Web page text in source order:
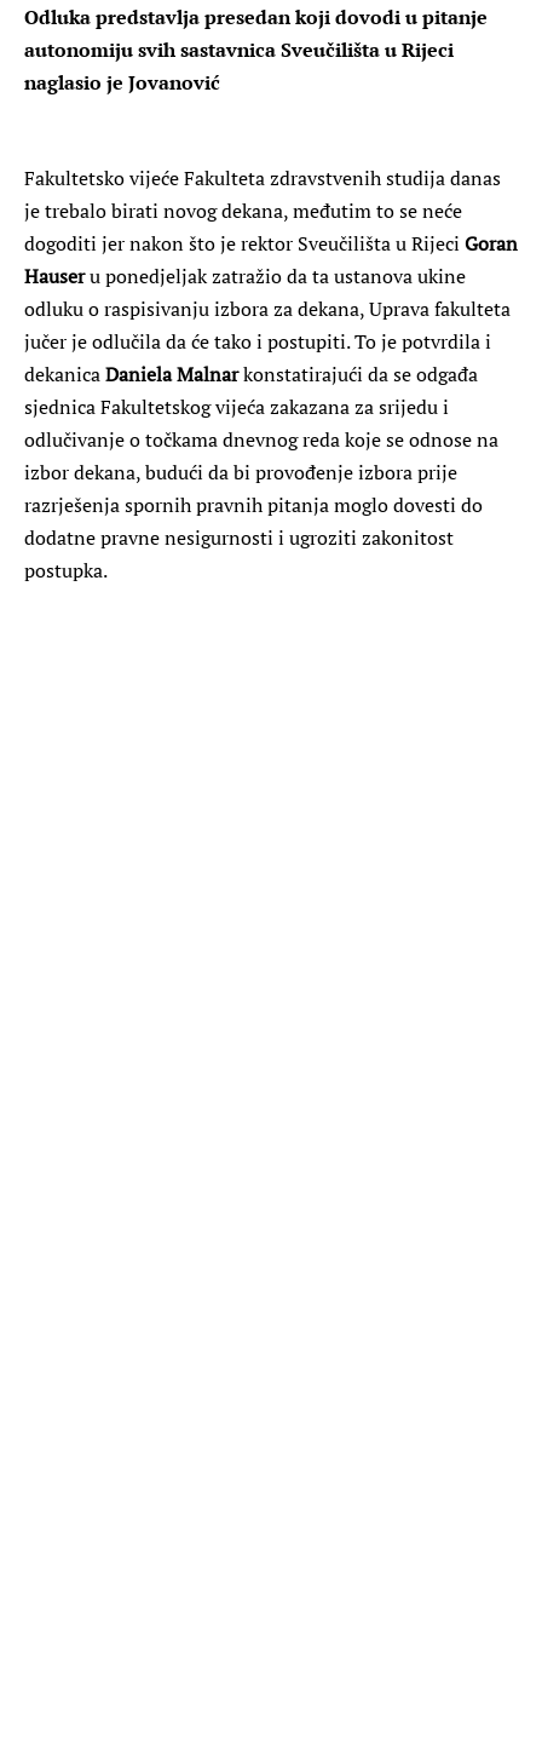
Odluka predstavlja presedan koji dovodi u pitanje
autonomiju svih sastavnica Sveučilišta u Rijeci
naglasio je Jovanović
Fakultetsko vijeće Fakulteta zdravstvenih studija danas
je trebalo birati novog dekana, međutim to se neće
dogoditi jer nakon što je rektor Sveučilišta u Rijeci Goran
Hauseru ponedjeljak zatražio da ta ustanova ukine
odluku o raspisivanju izbora za dekana, Uprava fakulteta
jučer je odlučila da će tako i postupiti. To je potvrdila i
dekanicaDaniela Malnarkonstatirajući da se odgađa
sjednica Fakultetskog vijeća zakazana za srijedu i
odlučivanje o točkama dnevnog reda koje se odnose na
izbor dekana, budući da bi provođenje izbora prije
razrješenja spornih pravnih pitanja moglo dovesti do
dodatne pravne nesigurnosti i ugroziti zakonitost
postupka.